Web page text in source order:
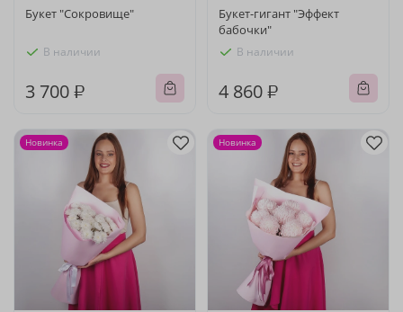
Букет "Сокровище"
В наличии
3 700 ₽
Букет-гигант "Эффект
бабочки"
В наличии
4 860 ₽
Новинка Новинка